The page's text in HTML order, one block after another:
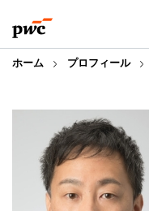
to
content
to
footer
ホーム プロフィール